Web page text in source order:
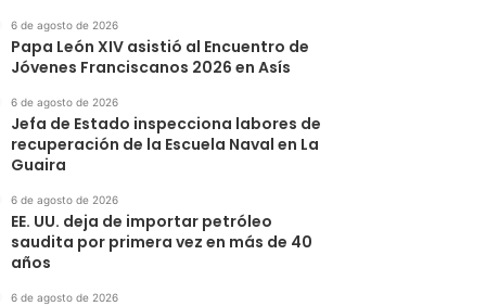
6 de agosto de 2026
Papa León XIV asistió al Encuentro de
Jóvenes Franciscanos 2026 en Asís
6 de agosto de 2026
Jefa de Estado inspecciona labores de
recuperación de la Escuela Naval en La
Guaira
6 de agosto de 2026
EE. UU. deja de importar petróleo
saudita por primera vez en más de 40
años
6 de agosto de 2026